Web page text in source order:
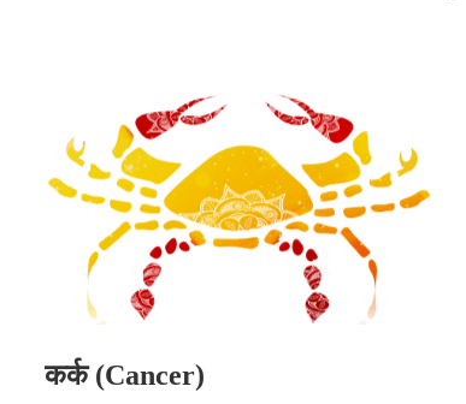
कर्क (Cancer)